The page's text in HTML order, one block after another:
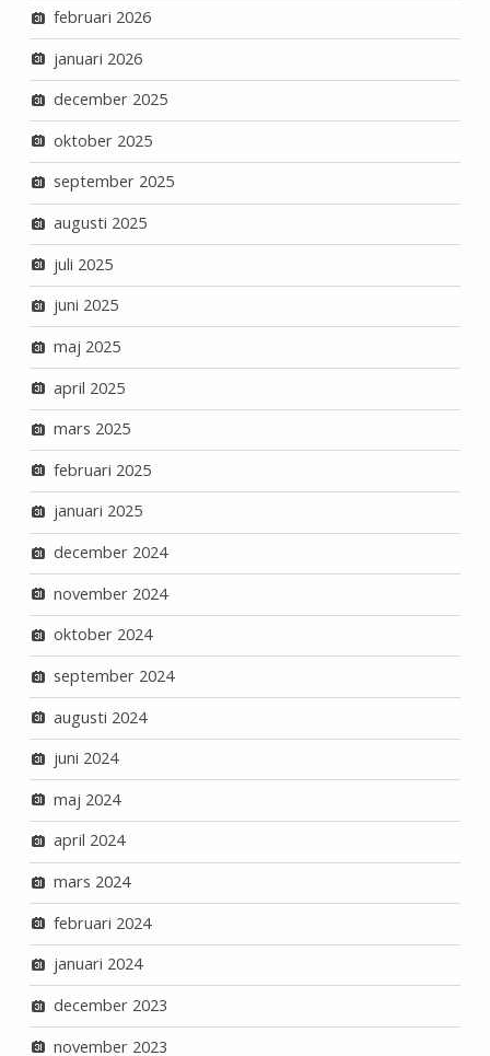
februari 2026
januari 2026
december 2025
oktober 2025
september 2025
augusti 2025
juli 2025
juni 2025
maj 2025
april 2025
mars 2025
februari 2025
januari 2025
december 2024
november 2024
oktober 2024
september 2024
augusti 2024
juni 2024
maj 2024
april 2024
mars 2024
februari 2024
januari 2024
december 2023
november 2023